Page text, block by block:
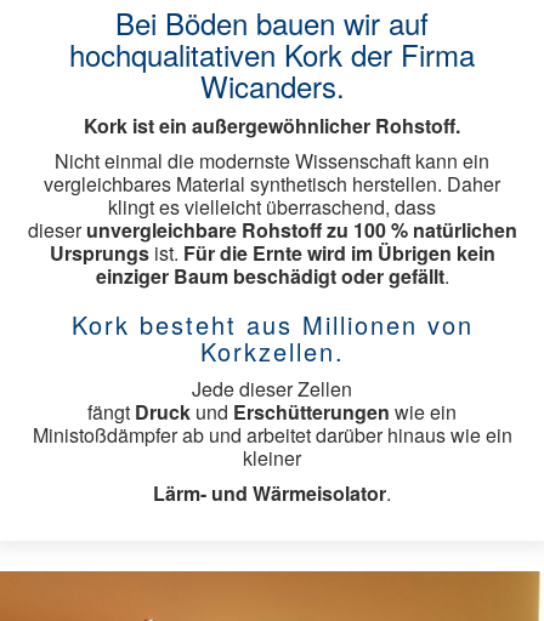
Aluminium
Haustüren
Sonnenschutz
Rollläden
Aussenjalousien
Innenjalousien
Raffstore
Rollos
Faltstore
Flächenvorhänge
Bei Böden bauen wir auf
hochqualitativen Kork der Firma
Wicanders.
Kork ist ein außergewöhnlicher Rohstoff.
Nicht einmal die modernste Wissenschaft kann ein
vergleichbares Material synthetisch herstellen. Daher
klingt es vielleicht überraschend, dass
dieserunvergleichbare Rohstoff zu 100 % natürlichen
Ursprungsist. Für die Ernte wird im Übrigen kein
einziger Baum beschädigt oder gefällt.
Kork besteht aus Millionen von
Korkzellen.
Jede dieser Zellen
fängt Druck und Erschütterungen wie ein
Ministoßdämpfer ab und arbeitet darüber hinaus wie ein
kleiner
Lärm- und Wärmeisolator.